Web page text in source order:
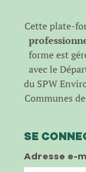
Cette plate-
forme est
avec le
du SPW
Communes
SE
Adresse e-